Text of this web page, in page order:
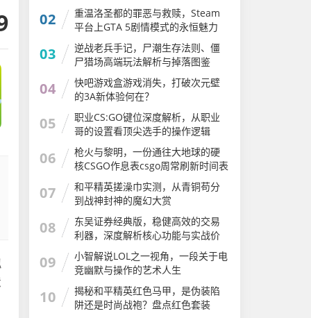
02
重温洛圣都的罪恶与救赎，Steam
平台上GTA 5剧情模式的永恒魅力
GTA剧情大合集
03
逆战老兵手记，尸潮生存法则、僵
尸猎场高端玩法解析与掉落图鉴
04
快吧游戏盒游戏消失，打破次元壁
的3A新体验何在？
05
职业CS:GO键位深度解析，从职业
哥的设置看顶尖选手的操作逻辑
csgo键位说明图片
06
枪火与黎明，一份通往大地球的硬
核CSGO作息表csgo周常刷新时间表
07
和平精英搓澡巾实测，从青铜苟分
到战神封神的魔幻大赏
08
东吴证券经典版，稳健高效的交易
利器，深度解析核心功能与实战价
值
09
小智解说LOL之一视角，一段关于电
竞幽默与操作的艺术人生
10
揭秘和平精英红色马甲，是伪装陷
阱还是时尚战袍？盘点红色套装